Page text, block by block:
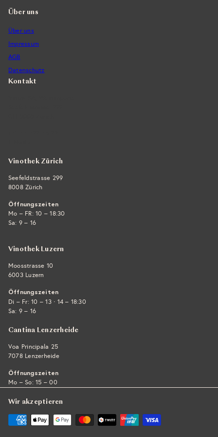
Über uns
Über uns
Impressum
AGB
Datenschutz
Kontakt
Vinothek Zürich
Seefeldstrasse 299
8008 Zürich
Öffnungszeiten
Mo – FR: 10 – 18:30
Sa: 9 – 16
Vinothek Luzern
Moosstrasse 10
6003 Luzern
Öffnungszeiten
Di – Fr: 10 – 13 · 14 – 18:30
Sa: 9 – 16
Cantina Lenzerheide
Voa Principala 25
7078 Lenzerheide
Öffnungszeiten
Mo – So: 15 – 00
Wir akzeptieren